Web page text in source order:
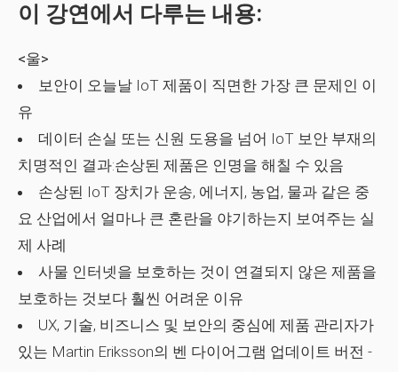
이 강연에서 다루는 내용:
<울>
보안이 오늘날 IoT 제품이 직면한 가장 큰 문제인 이
유
데이터 손실 또는 신원 도용을 넘어 IoT 보안 부재의
치명적인 결과:손상된 제품은 인명을 해칠 수 있음
손상된 IoT 장치가 운송, 에너지, 농업, 물과 같은 중
요 산업에서 얼마나 큰 혼란을 야기하는지 보여주는 실
제 사례
사물 인터넷을 보호하는 것이 연결되지 않은 제품을
보호하는 것보다 훨씬 어려운 이유
UX, 기술, 비즈니스 및 보안의 중심에 제품 관리자가
있는 Martin Eriksson의 벤 다이어그램 업데이트 버전 -